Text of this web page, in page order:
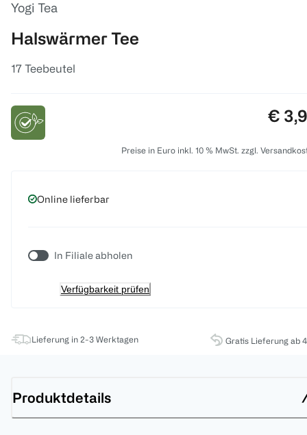
Yogi Tea
Halswärmer Tee
17 Teebeutel
€
Preise in Euro inkl. 10 % MwSt. zzgl.
Online lieferbar
In Filiale abholen
Verfügbarkeit prüfen
Lieferung in 2-3 Werktagen Gratis Lieferung ab
Produktdetails